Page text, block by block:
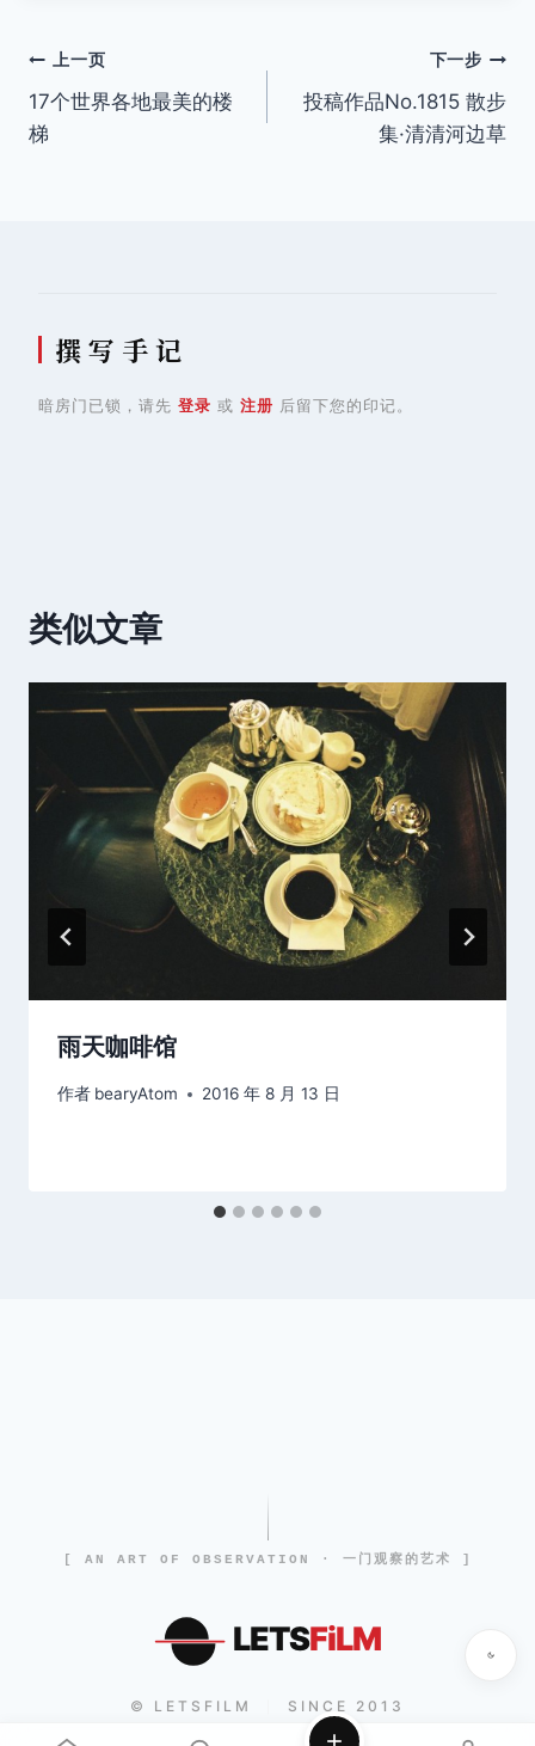
文
章
上一页
17个世界各地最美的楼
梯
下一步
投稿作品No.1815 散步
集·清清河边草
撰 写 手 记
暗房门已锁，请先 登录 或 注册 后留下您的印记。
类似文章
雨天咖啡馆
作者 bearyAtom 2016 年 8 月 13 日
[ AN ART OF OBSERVATION · 一门观察的艺术 ]
LETSFiLM
© LETSFILM SINCE 2013